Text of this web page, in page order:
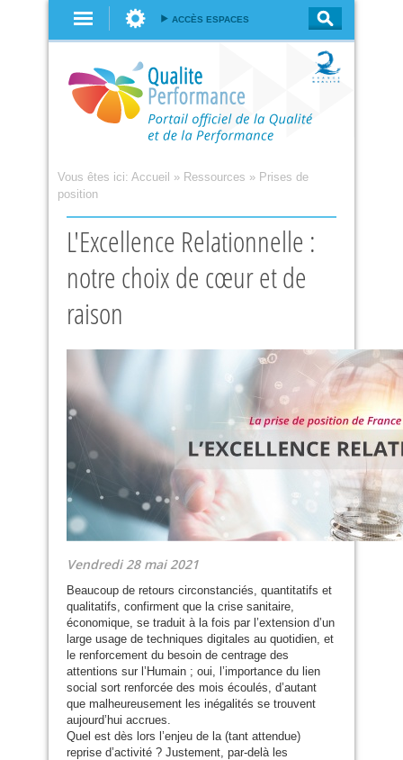
ACCÈS ESPACES
Vous êtes ici: Accueil » Ressources » Prises de
position
L'Excellence Relationnelle :
notre choix de cœur et de
raison
Vendredi 28 mai 2021
Beaucoup de retours circonstanciés, quantitatifs et
qualitatifs, confirment que la crise sanitaire,
économique, se traduit à la fois par l’extension d’un
large usage de techniques digitales au quotidien, et
le renforcement du besoin de centrage des
attentions sur l’Humain ; oui, l’importance du lien
social sort renforcée des mois écoulés, d’autant
que malheureusement les inégalités se trouvent
aujourd’hui accrues.
Quel est dès lors l’enjeu de la (tant attendue)
reprise d’activité ? Justement, par-delà les